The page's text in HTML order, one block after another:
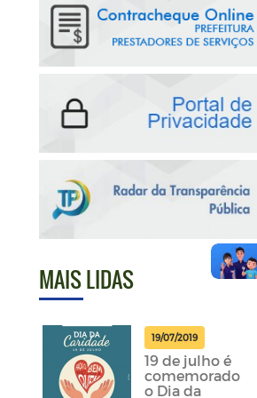
MAIS LIDAS
19/07/2019
19 de julho é
comemorado
o Dia da